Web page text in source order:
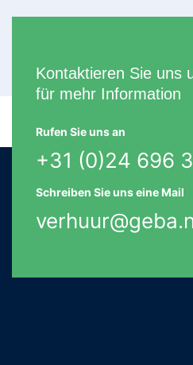
Kontaktieren Sie uns
für mehr Information
Rufen Sie uns an
+31 (0)24 696
Schreiben Sie uns eine Mail